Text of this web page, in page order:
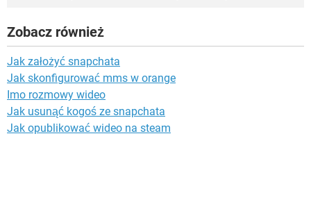
Zobacz również
Jak założyć snapchata
Jak skonfigurować mms w orange
Imo rozmowy wideo
Jak usunąć kogoś ze snapchata
Jak opublikować wideo na steam